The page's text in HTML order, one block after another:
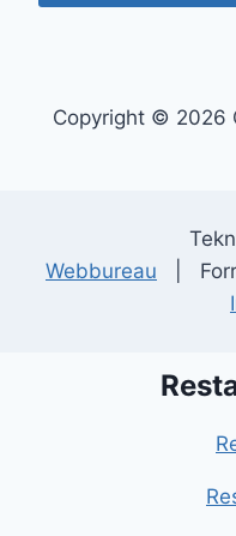
Copyright © 2026
Webbureau |